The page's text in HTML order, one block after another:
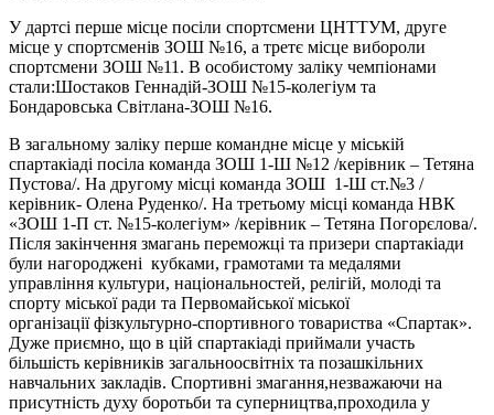
У дартсі перше місце посіли спортсмени ЦНТТУМ, друге
місце у спортсменів ЗОШ №16, а третє місце вибороли
спортсмени ЗОШ №11. В особистому заліку чемпіонами
стали:Шостаков Геннадій-ЗОШ №15-колегіум та
Бондаровська Світлана-ЗОШ №16.
В загальному заліку перше командне місце у міській
спартакіаді посіла команда ЗОШ 1-Ш №12 /керівник – Тетяна
Пустова/. На другому місці команда ЗОШ 1-Ш ст.№3 /
керівник- Олена Руденко/. На третьому місці команда НВК
«ЗОШ 1-П ст. №15-колегіум» /керівник – Тетяна Погорєлова/.
Після закінчення змагань переможці та призери спартакіади
були нагороджені кубками, грамотами та медалями
управління культури, національностей, релігій, молоді та
спорту міської ради та Первомайської міської
організації фізкультурно-спортивного товариства «Спартак».
Дуже приємно, що в цій спартакіаді приймали участь
більшість керівників загальноосвітніх та позашкільних
навчальних закладів. Спортивні змагання,незважаючи на
присутність духу боротьби та суперництва,проходила у